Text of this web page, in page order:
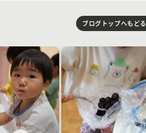
ブログトップへもどる